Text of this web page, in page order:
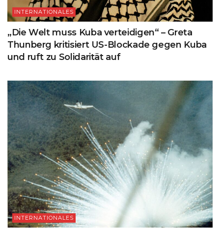
INTERNATIONALES
„Die Welt muss Kuba verteidigen“ – Greta
Thunberg kritisiert US-Blockade gegen Kuba
und ruft zu Solidarität auf
INTERNATIONALES